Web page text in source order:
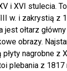
i XVI stulecia.
w. i zakrystią z
jest ołtarz
obrazy.
nagrobne z
plebania z 1817